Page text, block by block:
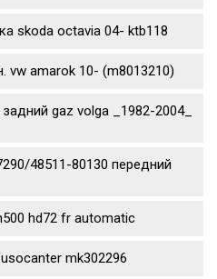
skoda octavia 04- ktb118
vw amarok 10- (m8013210)
gaz volga _1982-2004_
48511-80130 передний
hd72 fr automatic
mk302296